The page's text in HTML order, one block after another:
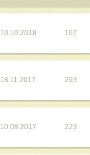
10.10.2018 167
18.11.2017 293
10.08.2017 223